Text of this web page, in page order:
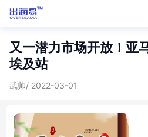
又一潜力市场开放！亚
埃及站
武帅/ 2022-03-01